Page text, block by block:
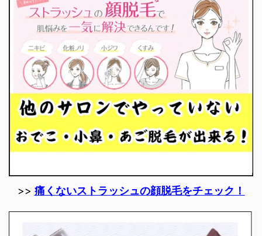
>> 痛くないストラッシュの顔脱毛をチェック！